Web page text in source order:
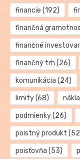
financie (192)
finančná
finančné
finančný trh (26)
komunikácia (24)
limity(68)
podmienky(26)
poistný produkt
poisťovňa (53)